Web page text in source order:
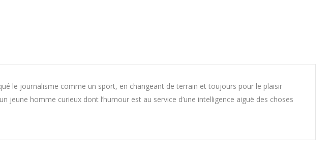
le journalisme comme un sport, en changeant de terrain et toujours pour le plaisir
jeune homme curieux dont l’humour est au service d’une intelligence aiguë des choses